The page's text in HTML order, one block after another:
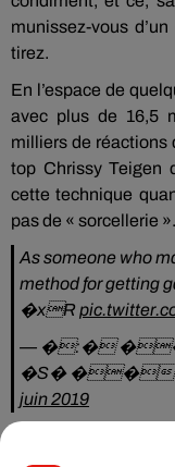
munissez-vous
tirez.
En l’espace de
avec plus de 16,5
milliers de réactions
top Chrissy Teigen
cette technique
pas de « sorcellerie ».
As someone who
method for getting
�xR
— �:�
�S� ��
juin 2019